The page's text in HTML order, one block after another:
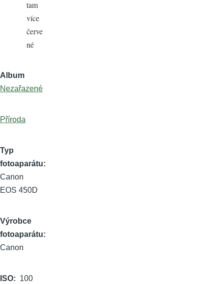
tam
více
červe
né
Album
Nezařazené
Příroda
Typ
fotoaparátu
Canon
EOS 450D
Výrobce
fotoaparátu
Canon
ISO 100